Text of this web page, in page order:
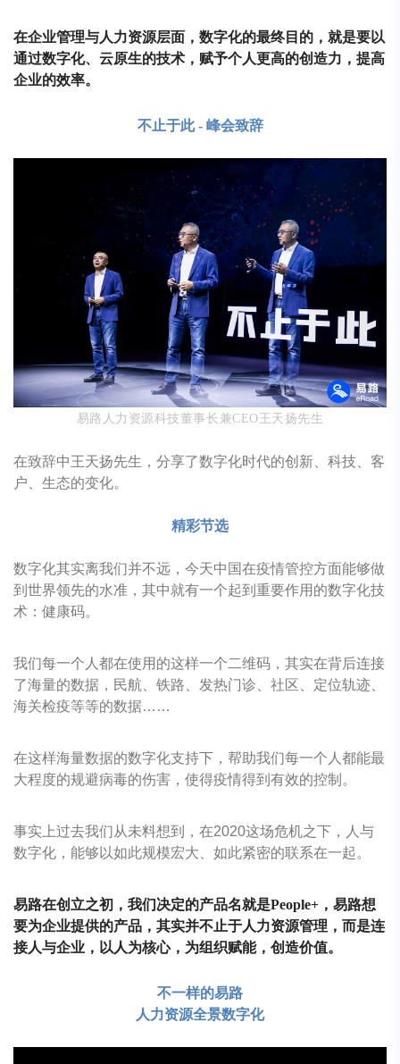
在企业管理与人力资源层面，数字化的最终目的，就是要以
通过数字化、云原生的技术，赋予个人更高的创造力，提高
企业的效率。
不止于此- 峰会致辞
易路人力资源科技董事长兼CEO王天扬先生
在致辞中王天扬先生，分享了数字化时代的创新、科技、客
户、生态的变化。
精彩节选
数字化其实离我们并不远，今天中国在疫情管控方面能够做
到世界领先的水准，其中就有一个起到重要作用的数字化技
术：健康码。
我们每一个人都在使用的这样一个二维码，其实在背后连接
了海量的数据，民航、铁路、发热门诊、社区、定位轨迹、
海关检疫等等的数据……
在这样海量数据的数字化支持下，帮助我们每一个人都能最
大程度的规避病毒的伤害，使得疫情得到有效的控制。
事实上过去我们从未料想到，在2020这场危机之下，人与
数字化，能够以如此规模宏大、如此紧密的联系在一起。
易路在创立之初，我们决定的产品名就是People+，易路想
要为企业提供的产品，其实并不止于人力资源管理，而是连
接人与企业，以人为核心，为组织赋能，创造价值。
不一样的易路
人力资源全景数字化